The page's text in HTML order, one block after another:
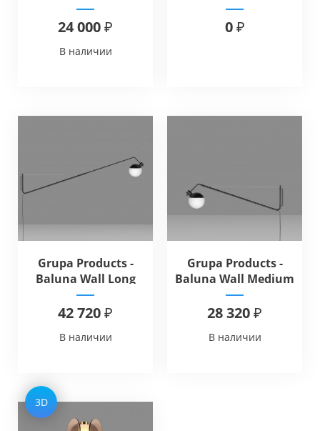
24 000 ₽
В наличии
0 ₽
Grupa Products -
Baluna Wall Long
Lamp
42 720 ₽
В наличии
Grupa Products -
Baluna Wall Medium
Lamp
28 320 ₽
В наличии
3D